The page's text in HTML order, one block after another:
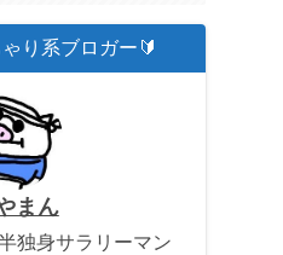
り系ブロガー🔰
まん
独身サラリーマン